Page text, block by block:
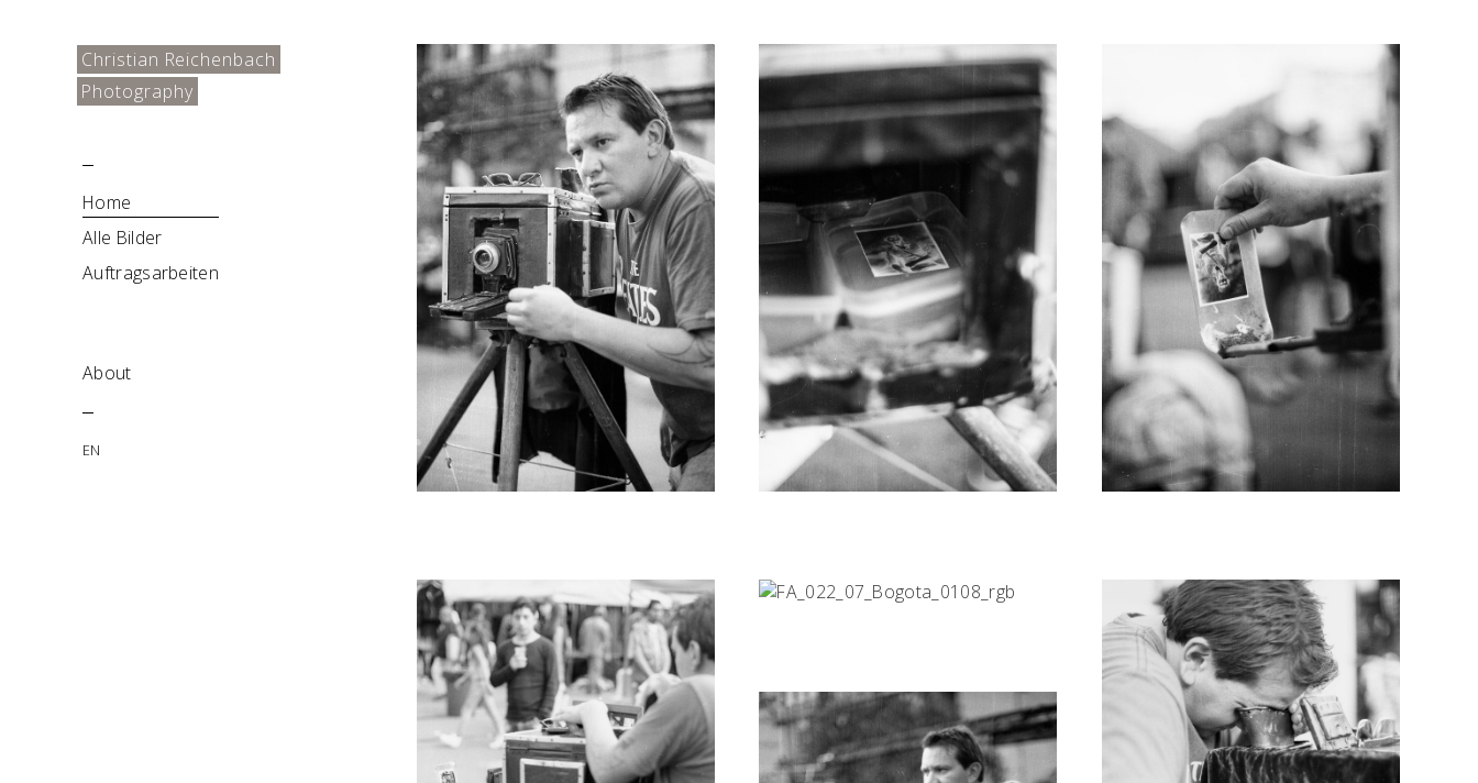
Christian Reichenbach
Photography
Home
Alle Bilder
Auftragsarbeiten
About
EN